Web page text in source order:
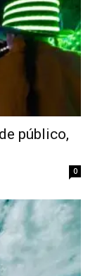
público,
0